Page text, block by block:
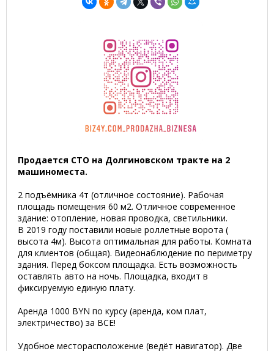
Продается СТО на Долгиновском тракте на 2
машиноместа.
2 подъёмника 4т (отличное состояние). Рабочая
площадь помещения 60 м2. Отличное современное
здание: отопление, новая проводка, светильники.
В 2019 году поставили новые роллетные ворота (
высота 4м). Высота оптимальная для работы. Комната
для клиентов (общая). Видеонаблюдение по периметру
здания. Перед боксом площадка. Есть возможность
оставлять авто на ночь. Площадка, входит в
фиксируемую единую плату.
Аренда 1000 BYN по курсу (аренда, ком плат,
электричество) за ВСЕ!
Удобное месторасположение (ведёт навигатор). Две